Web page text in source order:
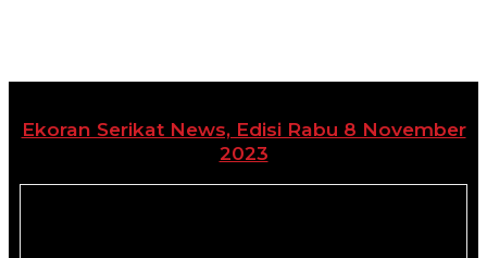
Ekoran Serikat News, Edisi Rabu 8 November
2023